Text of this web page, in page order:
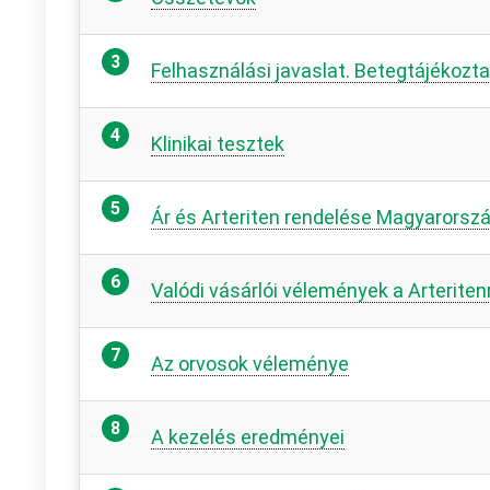
Felhasználási javaslat.
Klinikai tesztek
Ár és Arteriten rendelése
Valódi vásárlói vélemények a
Az orvosok véleménye
A kezelés eredményei